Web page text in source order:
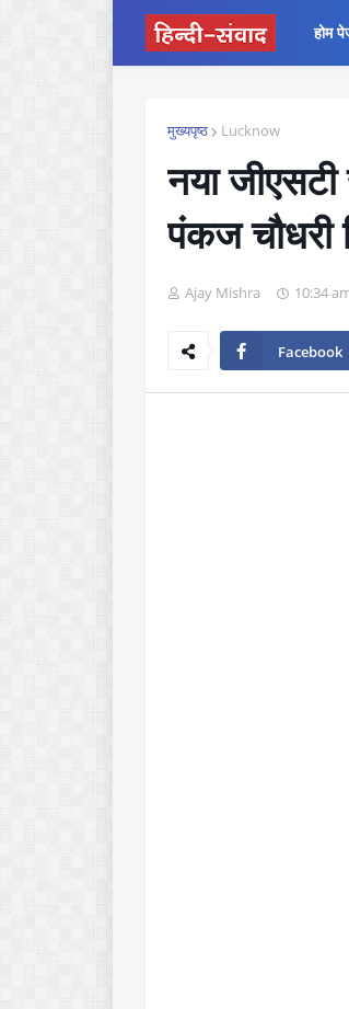
होम
मुख्यपृष्ठ Lucknow
नया
पंकज चौधरी
Ajay Mishra 10:34
Facebook